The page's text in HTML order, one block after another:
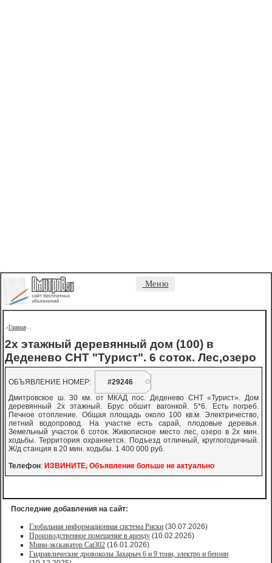
Меню
->Главная - -
2х этажный деревянный дом (100) в
Деденево СНТ "Турист". 6 соток. Лес,озеро
ОБЪЯВЛЕНИЕ НОМЕР:
#29246
Дмитровское ш. 30 км. от МКАД пос. Деденево СНТ «Турист». Дом
деревянный 2х этажный. Брус обшит вагонкой. 5*6. Есть погреб.
Печное отопление. Общая площадь около 100 кв.м. Электричество,
летний водопровод. На участке есть сарай, плодовые деревья.
Земельный участок 6 соток. Живописное место лес, озеро в 2х мин.
ходьбы. Территория охраняется. Подъезд отличный, круглогодичный.
Ж/д станция в 20 мин. ходьбы. 1 400 000 руб.
Телефон: ИЗВИНИТЕ, Объявление больше не актуально
Последние добавления на сайт:
Глобальная информационная система Риски (30.07.2026)
Производственное помещение в аренду (10.02.2026)
Мини-экскаватор Cat302 (16.01.2026)
Гидравлические дровоколы Захарыч 6 и 9 тонн, электро и бензин